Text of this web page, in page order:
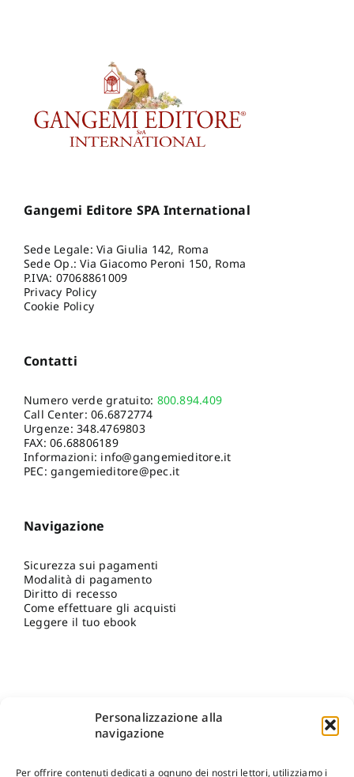
Personalizzazione alla
navigazione
Per offrire contenuti dedicati a ognuno dei nostri lettori, utilizziamo i
Gangemi Editore SPA International
Sede Legale: Via Giulia 142, Roma
Sede Op.: Via Giacomo Peroni 150, Roma
P.IVA: 07068861009
Privacy Policy
Cookie Policy
Contatti
Numero verde gratuito: 800.894.409
Call Center:06.6872774
Urgenze:348.4769803
FAX: 06.68806189
Informazioni: info@gangemieditore.it
PEC: gangemieditore@pec.it
Navigazione
Sicurezza sui pagamenti
Modalità di pagamento
Diritto di recesso
Come effettuare gli acquisti
Leggere il tuo ebook